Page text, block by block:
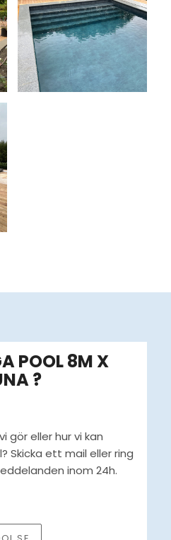
POOL 8M X
?
gör eller hur vi kan
Skicka ett mail eller ring
inom 24h.